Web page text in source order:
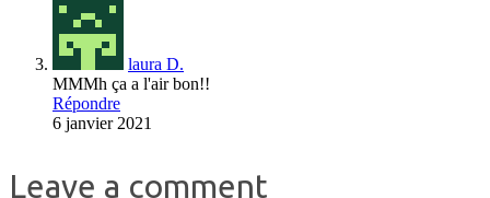
laura D.
MMMh ça a l'air bon!!
Répondre
6 janvier 2021
Leave a comment